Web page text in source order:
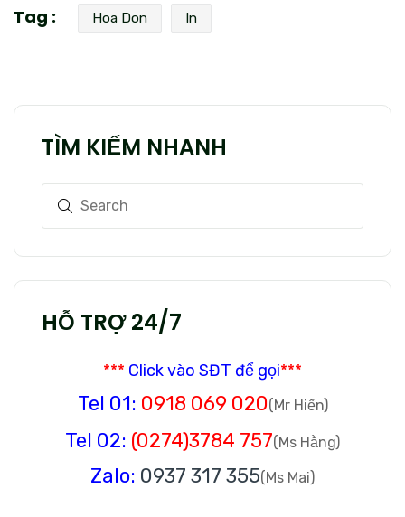
Tag : Hoa Don In
TÌM KIẾM NHANH
HỖ TRỢ 24/7
*** Click vào SĐT để gọi***
Tel 01: 0918 069 020(Mr Hiến)
Tel 02: (0274)3784 757(Ms Hằng)
Zalo: 0937 317 355(Ms Mai)